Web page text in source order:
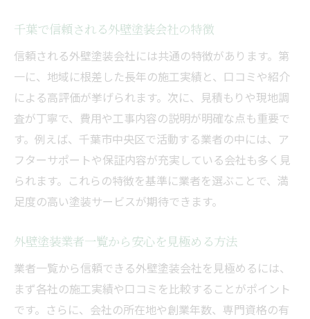
外壁塗装の費用対効果を徹底比較する方法
千葉の外壁塗装ランキングでコスパを検証
外壁塗装会社の見積もり比較で最適な選択
を
外壁塗装の費用を抑える助成金活用術
施工内容と実績で費用対効果を見極める秘
訣
外壁塗装選びで後悔しないコスト重視の視
口コミや評判からわかる業者の実力
外壁塗装業者の口コミで信頼度をチェック
千葉市の外壁塗装会社評判が選定ポイント
ランキングと実績から外壁塗装業者を探す
千葉で信頼される外壁塗装会社の特徴
信頼される外壁塗装会社には共通の特徴があります。第
一に、地域に根差した長年の施工実績と、口コミや紹介
による高評価が挙げられます。次に、見積もりや現地調
査が丁寧で、費用や工事内容の説明が明確な点も重要で
す。例えば、千葉市中央区で活動する業者の中には、ア
フターサポートや保証内容が充実している会社も多く見
られます。これらの特徴を基準に業者を選ぶことで、満
足度の高い塗装サービスが期待できます。
外壁塗装業者一覧から安心を見極める方法
業者一覧から信頼できる外壁塗装会社を見極めるには、
まず各社の施工実績や口コミを比較することがポイント
です。さらに、会社の所在地や創業年数、専門資格の有